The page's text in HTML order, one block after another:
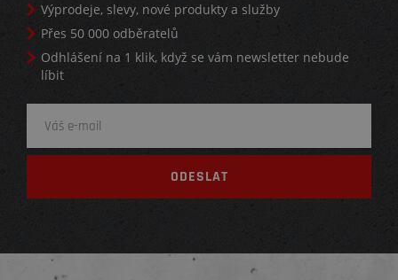
Výprodeje, slevy, nové produkty a služby
Přes 50 000 odběratelů
Odhlášení na 1 klik, když se vám newsletter nebude
líbit